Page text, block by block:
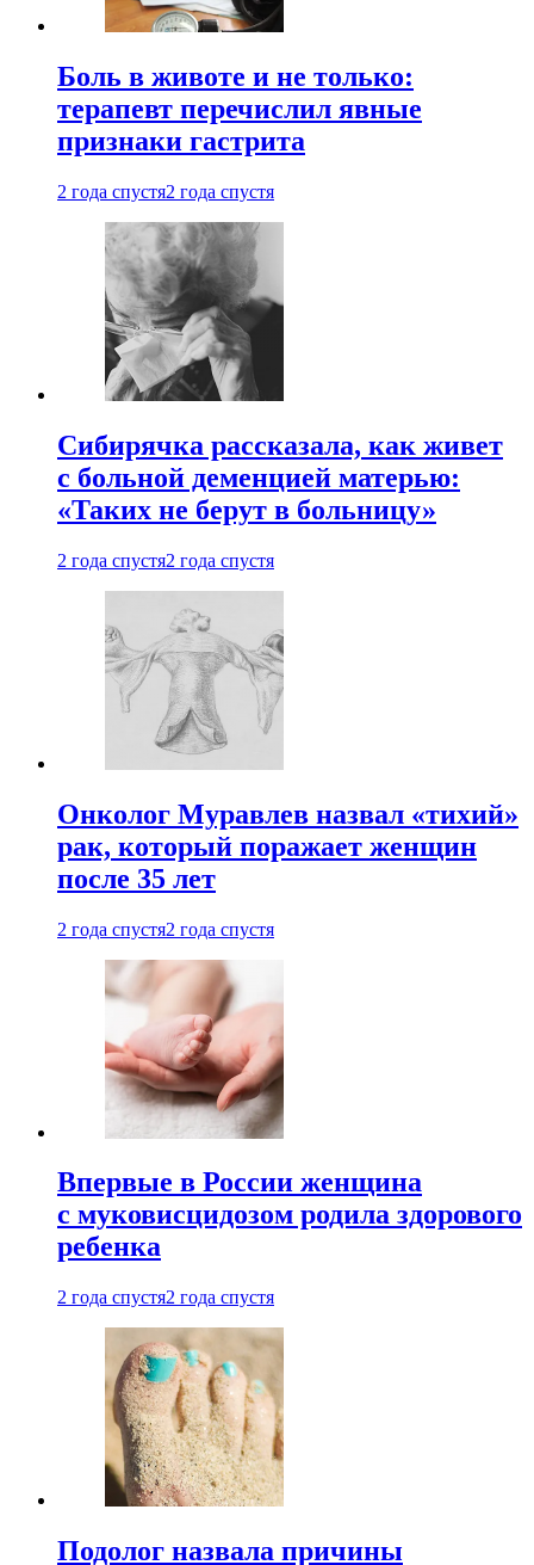
Боль в животе и не только:
терапевт перечислил явные
признаки гастрита
2 года спустя2 года спустя
Сибирячка рассказала, как живет
с больной деменцией матерью:
«Таких не берут в больницу»
2 года спустя2 года спустя
Онколог Муравлев назвал «тихий»
рак, который поражает женщин
после 35 лет
2 года спустя2 года спустя
Впервые в России женщина
с муковисцидозом родила здорового
ребенка
2 года спустя2 года спустя
Подолог назвала причины